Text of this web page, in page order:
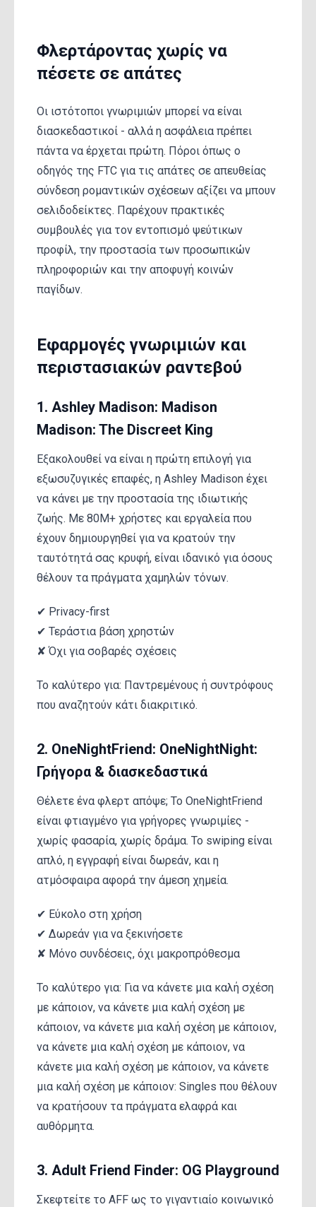
Φλερτάροντας χωρίς να
πέσετε σε απάτες
Οι ιστότοποι γνωριμιών μπορεί να είναι
διασκεδαστικοί - αλλά η ασφάλεια πρέπει
πάντα να έρχεται πρώτη. Πόροι όπως ο
οδηγός της FTC για τις απάτες σε απευθείας
σύνδεση ρομαντικών σχέσεων αξίζει να μπουν
σελιδοδείκτες. Παρέχουν πρακτικές
συμβουλές για τον εντοπισμό ψεύτικων
προφίλ, την προστασία των προσωπικών
πληροφοριών και την αποφυγή κοινών
παγίδων.
Εφαρμογές γνωριμιών και
περιστασιακών ραντεβού
1. Ashley Madison: Madison
Madison: The Discreet King
Εξακολουθεί να είναι η πρώτη επιλογή για
εξωσυζυγικές επαφές, η Ashley Madison έχει
να κάνει με την προστασία της ιδιωτικής
ζωής. Με 80M+ χρήστες και εργαλεία που
έχουν δημιουργηθεί για να κρατούν την
ταυτότητά σας κρυφή, είναι ιδανικό για όσους
θέλουν τα πράγματα χαμηλών τόνων.
✔ Privacy-first
✔ Τεράστια βάση χρηστών
✘ Όχι για σοβαρές σχέσεις
Το καλύτερο για: Παντρεμένους ή συντρόφους
που αναζητούν κάτι διακριτικό.
2. OneNightFriend: OneNightNight:
Γρήγορα & διασκεδαστικά
Θέλετε ένα φλερτ απόψε; Το OneNightFriend
είναι φτιαγμένο για γρήγορες γνωριμίες -
χωρίς φασαρία, χωρίς δράμα. Το swiping είναι
απλό, η εγγραφή είναι δωρεάν, και η
ατμόσφαιρα αφορά την άμεση χημεία.
✔ Εύκολο στη χρήση
✔ Δωρεάν για να ξεκινήσετε
✘ Μόνο συνδέσεις, όχι μακροπρόθεσμα
Το καλύτερο για: Για να κάνετε μια καλή σχέση
με κάποιον, να κάνετε μια καλή σχέση με
κάποιον, να κάνετε μια καλή σχέση με κάποιον,
να κάνετε μια καλή σχέση με κάποιον, να
κάνετε μια καλή σχέση με κάποιον, να κάνετε
μια καλή σχέση με κάποιον: Singles που θέλουν
να κρατήσουν τα πράγματα ελαφρά και
αυθόρμητα.
3. Adult Friend Finder: OG Playground
Σκεφτείτε το AFF ως το γιγαντιαίο κοινωνικό